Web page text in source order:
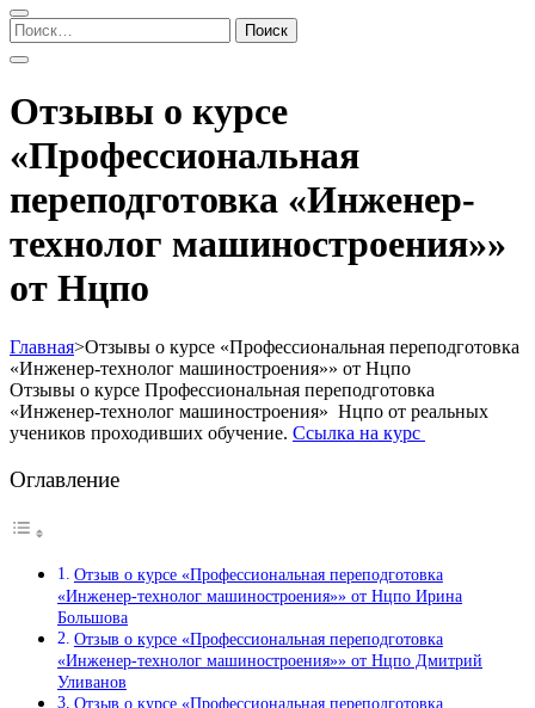
Найти:
Отзывы о курсе
«Профессиональная
переподготовка «Инженер-
технолог машиностроения»»
от Нцпо
Главная>Отзывы о курсе «Профессиональная переподготовка
«Инженер-технолог машиностроения»» от Нцпо
Отзывы о курсе Профессиональная переподготовка
«Инженер-технолог машиностроения» Нцпо от реальных
учеников проходивших обучение. Ссылка на курс
Оглавление
Отзыв о курсе «Профессиональная переподготовка
«Инженер-технолог машиностроения»» от Нцпо Ирина
Большова
Отзыв о курсе «Профессиональная переподготовка
«Инженер-технолог машиностроения»» от Нцпо Дмитрий
Уливанов
Отзыв о курсе «Профессиональная переподготовка